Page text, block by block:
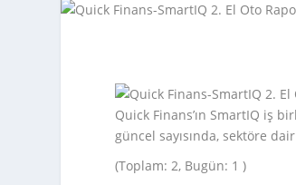
Quick Finans’ın SmartIQ iş
güncel sayısında, sektöre
(Toplam: 2, Bugün: 1 )